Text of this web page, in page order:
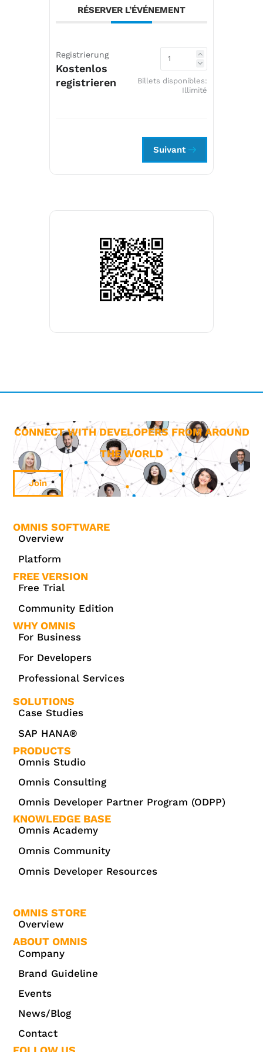
RÉSERVER L’ÉVÉNEMENT
Registrierung
Kostenlos
registrieren
Billets disponibles:
Illimité
Suivant
CONNECT WITH DEVELOPERS FROM AROUND
THE WORLD
Join
OMNIS SOFTWARE
Overview
Platform
FREE VERSION
Free Trial
Community Edition
WHY OMNIS
For Business
For Developers
Professional Services
SOLUTIONS
Case Studies
SAP HANA®
PRODUCTS
Omnis Studio
Omnis Consulting
Omnis Developer Partner Program (ODPP)
KNOWLEDGE BASE
Omnis Academy
Omnis Community
Omnis Developer Resources
OMNIS STORE
Overview
ABOUT OMNIS
Company
Brand Guideline
Events
News/Blog
Contact